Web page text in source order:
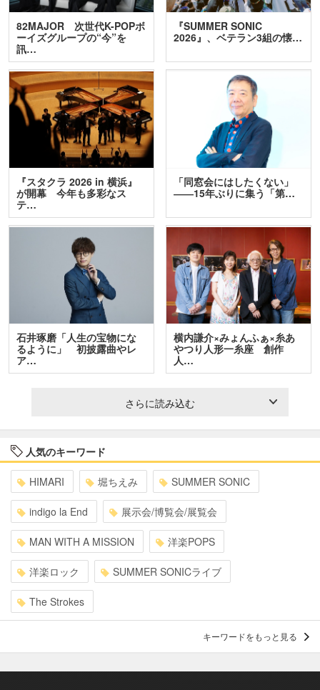
82MAJOR 次世代K-POPボ
ーイズグループの“今”を
訊…
『SUMMER SONIC
2026』、ベテラン3組の懐…
『スタクラ 2026 in 横浜』
が開幕 今年も多彩なス
テ…
「同窓会にはしたくない」
――15年ぶりに集う「第…
石井琢磨「人生の宝物にな
るように」 初披露曲やレ
ア…
横内謙介×みょんふぁ×糸あ
やつり人形一糸座 創作
人…
さらに読み込む
人気のキーワード
HIMARI 堀ちえみ SUMMER SONIC
indigo la End 展示会/博覧会/展覧会
MAN WITH A MISSION 洋楽POPS
洋楽ロック SUMMER SONICライブ
The Strokes
キーワードをもっと見る